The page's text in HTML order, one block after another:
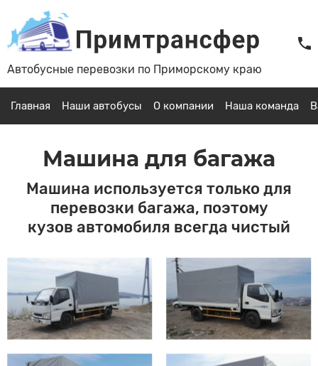
Автобусные перевозки по Приморскому краю
Главная Наши автобусы О компании Наша команда
Машина для багажа
Машина используется только для
перевозки багажа, поэтому
кузов автомобиля всегда чистый